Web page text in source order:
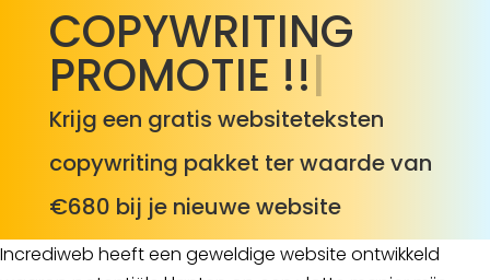
COPYWRITING
PROMOTIE !!|
Krijg een gratis websiteteksten
copywriting pakket ter waarde van
€680 bij je nieuwe website
Incrediweb heeft een geweldige website ontwikkeld